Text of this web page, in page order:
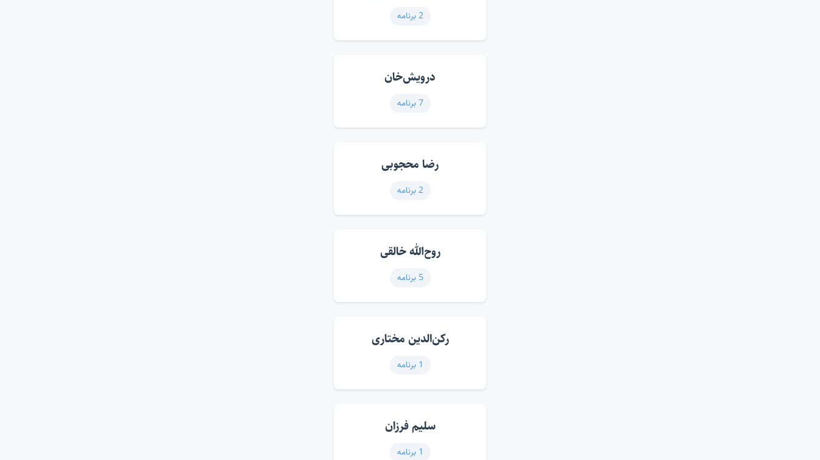
2 برنامه
درویش‌خان
7 برنامه
رضا محجوبی
2 برنامه
روح‌الله خالقی
5 برنامه
رکن‌الدین مختاری
1 برنامه
سلیم فرزان
1 برنامه